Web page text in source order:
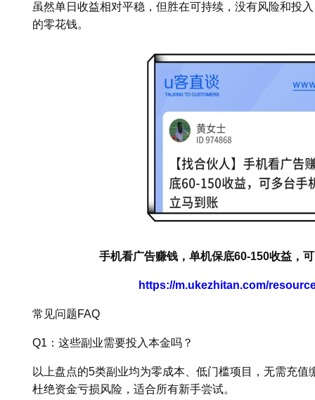
虽然单日收益相对平稳，但胜在可持续，没有风险和投
的零花钱。
手机看广告赚钱，单机保底60-150收益，
https://m.ukezhitan.com/
常见问题FAQ
Q1：这些副业需要投入本金吗？
以上盘点的5类副业均为零成本、低门槛项目，无需充
杜绝资金亏损风险，适合所有新手尝试。